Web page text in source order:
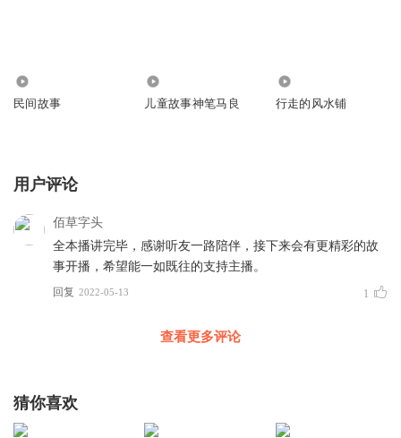
民间故事 儿童故事神笔马良 行走的风水铺
用户评论
佰草字头
全本播讲完毕，感谢听友一路陪伴，接下来会有更精彩的故
事开播，希望能一如既往的支持主播。
回复 2022-05-13 1
查看更多评论
猜你喜欢